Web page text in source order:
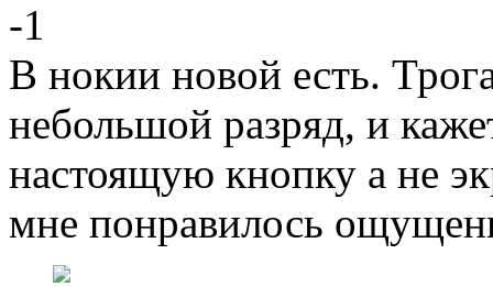
-1
В нокии новой есть.
небольшой разряд, и
настоящую кнопку а не
мне понравилось